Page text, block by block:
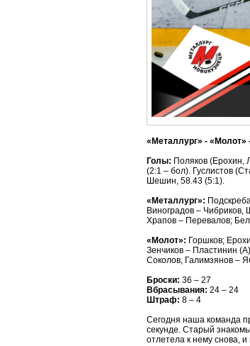
«Металлург» - «Молот»
Голы: Поляков (Ерохин,
(2:1 – бол). Гуслистов
Шешин, 58.43 (5:1).
«Металлург»:
Виноградов – Чибриков,
Храпов – Перевалов;
«Молот»: Горшков;
Зенчиков – Пластинин
Соколов, Галимзянов –
Броски: 36 – 27
Вбрасывания: 24 – 24
Штраф: 8 – 4
Сегодня наша команда
секунде. Старый
отлетела к нему снова,